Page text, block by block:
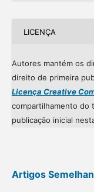
LICENÇA
Autores mantém os
direito de primeira
Licença Creative
compartilhamento do
publicação inicial
Artigos